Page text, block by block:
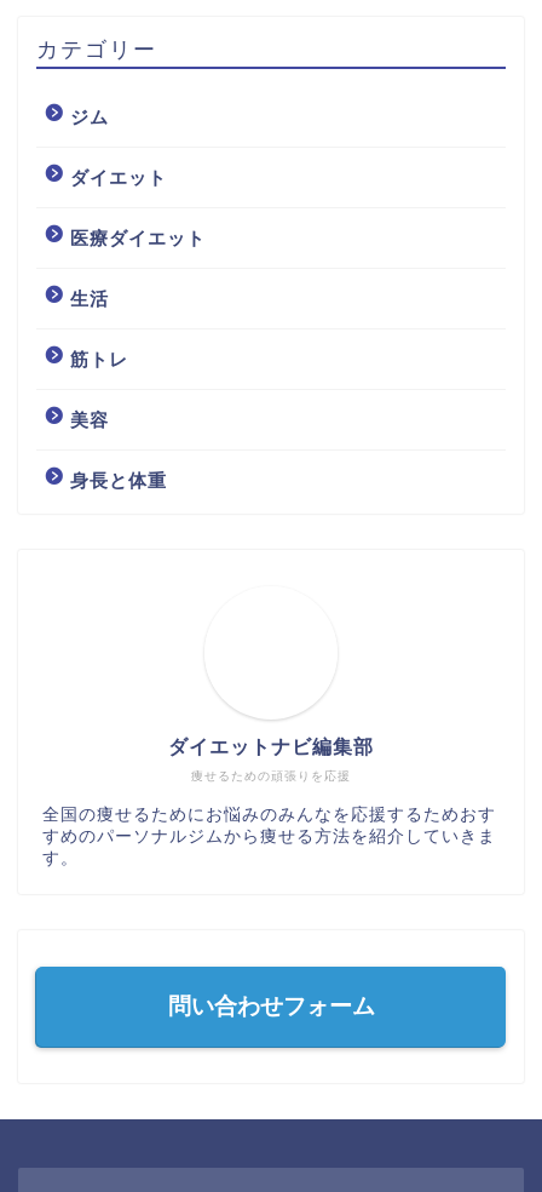
カテゴリー
ジム
ダイエット
医療ダイエット
生活
筋トレ
美容
身長と体重
痩せるための頑張りを応援
ダイエットナビ編集部
全国の痩せるためにお悩みのみんなを応援するためおす
すめのパーソナルジムから痩せる方法を紹介していきま
す。
問い合わせフォーム